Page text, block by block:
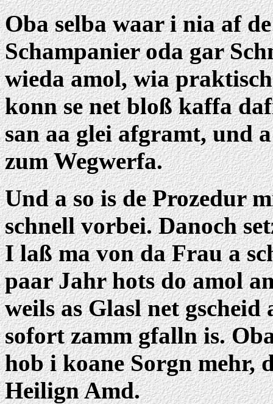
Oba selba waar i nia af
Schampanier oda gar
wieda amol, wia
konn se net bloß kaffa
san aa glei afgramt, und
zum Wegwerfa.
Und a so is de Prozedur
schnell vorbei. Danoch
I laß ma von da Frau a
paar Jahr hots do amol
weils as Glasl net
sofort zamm gfalln is.
hob i koane Sorgn mehr,
Heilign Amd.